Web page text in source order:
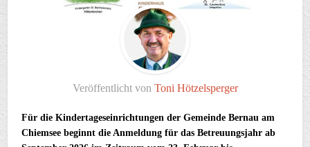
Veröffentlicht von Toni Hötzelsperger
Für die Kindertageseinrichtungen der Gemeinde Bernau am
Chiemsee beginnt die Anmeldung für das Betreuungsjahr ab